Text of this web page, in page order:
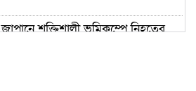
জাপানে শক্তিশালী ভূমিকম্পে নিহতের